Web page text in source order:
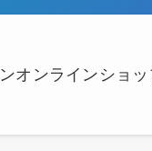
オンラインショ